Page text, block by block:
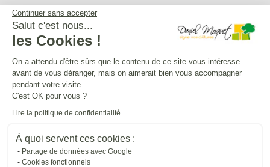
Continuer sans accepter
Salut c'est nous...
les Cookies !
On a attendu d'être sûrs que le contenu de ce site vous intéresse
avant de vous déranger, mais on aimerait bien vous accompagner
pendant votre visite...
C'est OK pour vous ?
Lire la politique de confidentialité
À quoi servent ces cookies :
Partage de données avec Google
Cookies fonctionnels
Service après-vente
Mentions légales
Crédits Agence de communication
Plan du site